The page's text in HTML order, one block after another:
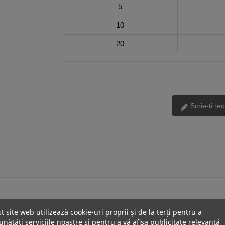
site web utilizează cookie-uri proprii și de la terți pentru a
serviciile noastre și pentru a vă afișa publicitate relevantă
5
10
20
Scrie-ți